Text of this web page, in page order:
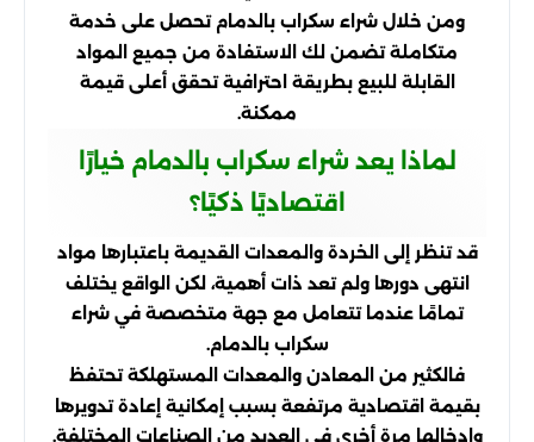
ومن خلال شراء سكراب بالدمام تحصل على خدمة
متكاملة تضمن لك الاستفادة من جميع المواد
القابلة للبيع بطريقة احترافية تحقق أعلى قيمة
ممكنة.
لماذا يعد شراء سكراب بالدمام خيارًا
اقتصاديًا ذكيًا؟
قد تنظر إلى الخردة والمعدات القديمة باعتبارها مواد
انتهى دورها ولم تعد ذات أهمية، لكن الواقع يختلف
تمامًا عندما تتعامل مع جهة متخصصة في شراء
سكراب بالدمام.
فالكثير من المعادن والمعدات المستهلكة تحتفظ
بقيمة اقتصادية مرتفعة بسبب إمكانية إعادة تدويرها
وإدخالها مرة أخرى في العديد من الصناعات المختلفة.